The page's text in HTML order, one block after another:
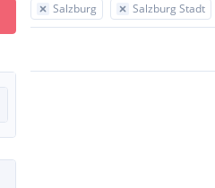
Salzburg Salzburg Stadt